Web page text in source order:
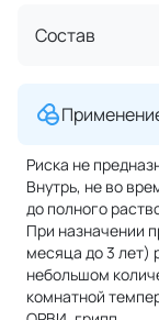
Состав
Риска не
Внутрь, не во
до полного
При назначении
месяца до 3 лет)
небольшом
комнатной